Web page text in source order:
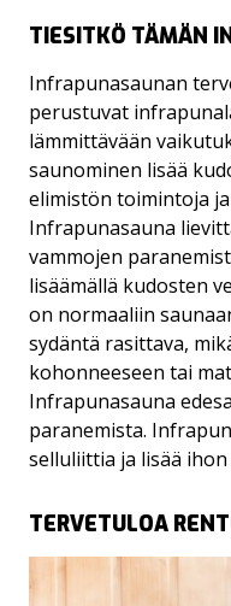
TIESITKÖ TÄMÄN
Infrapunasaunan
perustuvat
lämmittävään
saunominen lisää
elimistön toimintoja
Infrapunasauna
vammojen
lisäämällä kudosten
on normaaliin
sydäntä rasittava,
kohonneeseen tai
Infrapunasauna
paranemista.
selluliittia ja lisää
TERVETULOA